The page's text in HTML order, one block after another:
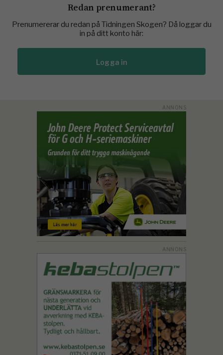
Redan prenumerant?
Prenumererar du redan på Tidningen Skogen? Då loggar du
in på ditt konto här:
Logga in